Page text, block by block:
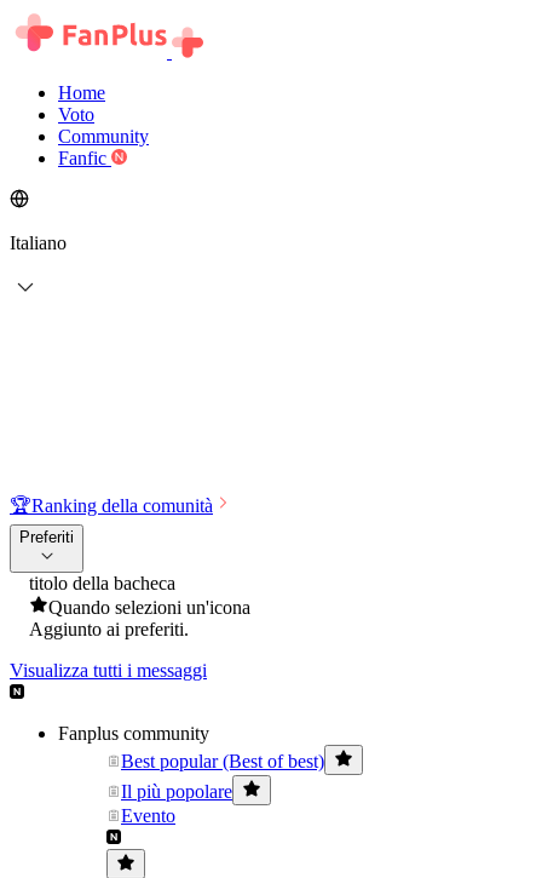
Home
Voto
Community
Fanfic
Italiano
🏆Ranking della comunità
Preferiti
titolo della bacheca
Quando selezioni un'icona
Aggiunto ai preferiti.
Visualizza tutti i messaggi
Fanplus community
Best popular (Best of best)
Il più popolare
Evento